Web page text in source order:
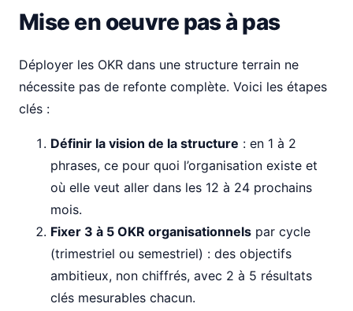
Mise en oeuvre pas à pas
Déployer les OKR dans une structure terrain ne
nécessite pas de refonte complète. Voici les étapes
clés :
Définir la vision de la structure : en 1 à 2
phrases, ce pour quoi l’organisation existe et
où elle veut aller dans les 12 à 24 prochains
mois.
Fixer 3 à 5 OKR organisationnels par cycle
(trimestriel ou semestriel) : des objectifs
ambitieux, non chiffrés, avec 2 à 5 résultats
clés mesurables chacun.